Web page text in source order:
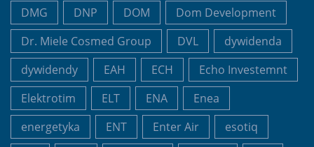
DMG
DNP DOM
Dom Development
Dr. Miele Cosmed Group
DVL
dywidenda
dywidendy
EAH ECH
Echo Investemnt
Elektrotim
ELT ENA
Enea
energetyka
ENT Enter Air
esotiq